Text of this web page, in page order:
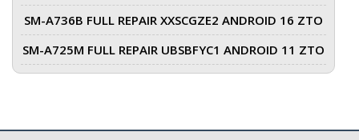
SM-A736B FULL REPAIR XXSCGZE2 ANDROID 16 ZTO
SM-A725M FULL REPAIR UBSBFYC1 ANDROID 11 ZTO